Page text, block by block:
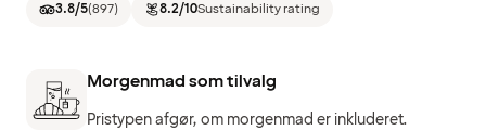
3.8/5(897) 8.2/10Sustainability rating
Morgenmad som tilvalg
Pristypen afgør, om morgenmad er inkluderet.